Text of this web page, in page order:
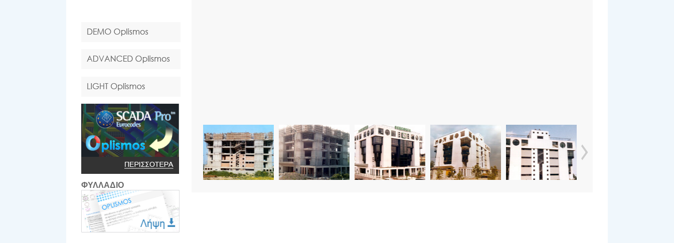
ΦΥΛΛΑΔΙΟ